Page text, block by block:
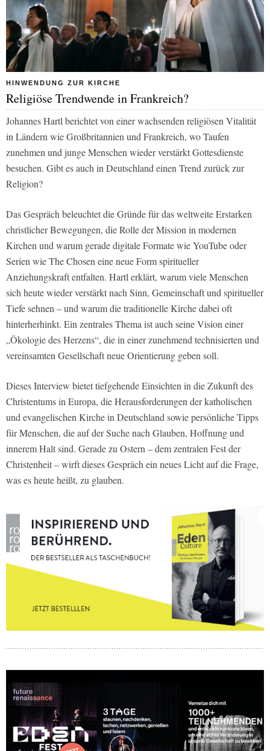
HINWENDUNG ZUR KIRCHE
Religiöse Trendwende in Frankreich?
Johannes Hartl berichtet von einer wachsenden religiösen Vitalität
in Ländern wie Großbritannien und Frankreich, wo Taufen
zunehmen und junge Menschen wieder verstärkt Gottesdienste
besuchen. Gibt es auch in Deutschland einen Trend zurück zur
Religion?
Das Gespräch beleuchtet die Gründe für das weltweite Erstarken
christlicher Bewegungen, die Rolle der Mission in modernen
Kirchen und warum gerade digitale Formate wie YouTube oder
Serien wie The Chosen eine neue Form spiritueller
Anziehungskraft entfalten. Hartl erklärt, warum viele Menschen
sich heute wieder verstärkt nach Sinn, Gemeinschaft und spiritueller
Tiefe sehnen – und warum die traditionelle Kirche dabei oft
hinterherhinkt. Ein zentrales Thema ist auch seine Vision einer
„Ökologie des Herzens“, die in einer zunehmend technisierten und
vereinsamten Gesellschaft neue Orientierung geben soll.
Dieses Interview bietet tiefgehende Einsichten in die Zukunft des
Christentums in Europa, die Herausforderungen der katholischen
und evangelischen Kirche in Deutschland sowie persönliche Tipps
für Menschen, die auf der Suche nach Glauben, Hoffnung und
innerem Halt sind. Gerade zu Ostern – dem zentralen Fest der
Christenheit – wirft dieses Gespräch ein neues Licht auf die Frage,
was es heute heißt, zu glauben.